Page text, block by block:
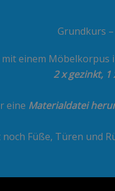
Grundkurs
einem
2 x gezinkt,
eine Materialdatei
noch Füße, Türen und